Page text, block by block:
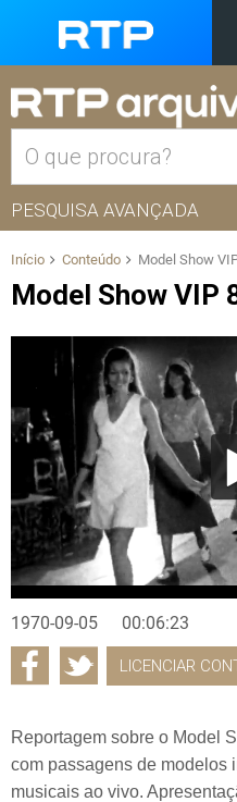
PESQUISA AVANÇADA
Início Conteúdo Model Show
Model Show VIP
1970-09-05 00:06:23
LICENCIAR
Reportagem sobre o Model
com passagens de modelos
musicais ao vivo.